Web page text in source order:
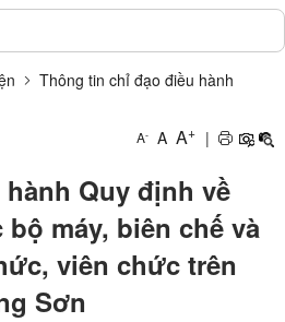
Thông tin chỉ đạo điều hành
A- A A+ |
Quy định về
máy, biên chế và
viên chức trên
Sơn